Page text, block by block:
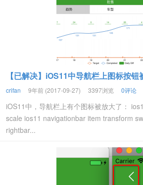
【已解决】iOS11中导航栏上图标按钮
crifan 9年前 (2017-09-27) 3397浏览 0评论
iOS11中，导航栏上有个图标被放大了：
scale ios11 navigationbar item transform
rightbar...